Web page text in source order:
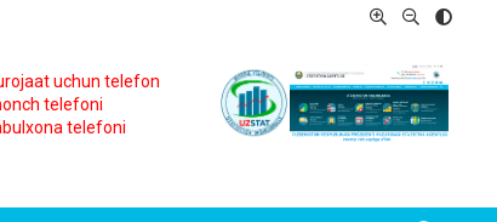
uchun telefon
telefoni
telefoni